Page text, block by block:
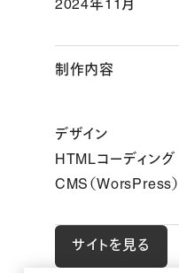
2024年11月
制作内容
デザイン
HTMLコーディング
CMS（WorsPress）
サイトを見る